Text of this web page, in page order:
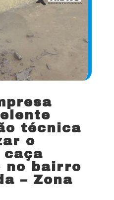
técnica
o
caça
no bairro
– Zona